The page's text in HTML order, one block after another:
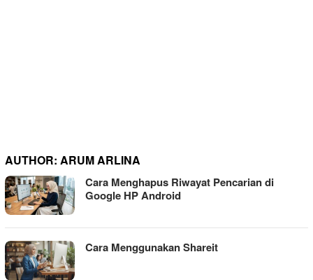
AUTHOR: ARUM ARLINA
Cara Menghapus Riwayat Pencarian di
Google HP Android
Cara Menggunakan Shareit